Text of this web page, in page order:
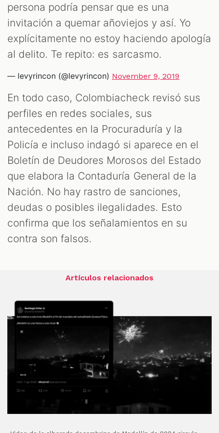
persona podría pensar que es una
invitación a quemar añoviejos y así. Yo
explícitamente no estoy haciendo apología
al delito. Te repito: es sarcasmo.
— levyrincon (@levyrincon) November 9, 2019
En todo caso, Colombiacheck revisó sus
perfiles en redes sociales, sus
antecedentes en la Procuraduría y la
Policía e incluso indagó si aparece en el
Boletín de Deudores Morosos del Estado
que elabora la Contaduría General de la
Nación. No hay rastro de sanciones,
deudas o posibles ilegalidades. Esto
confirma que los señalamientos en su
contra son falsos.
Artículos relacionados